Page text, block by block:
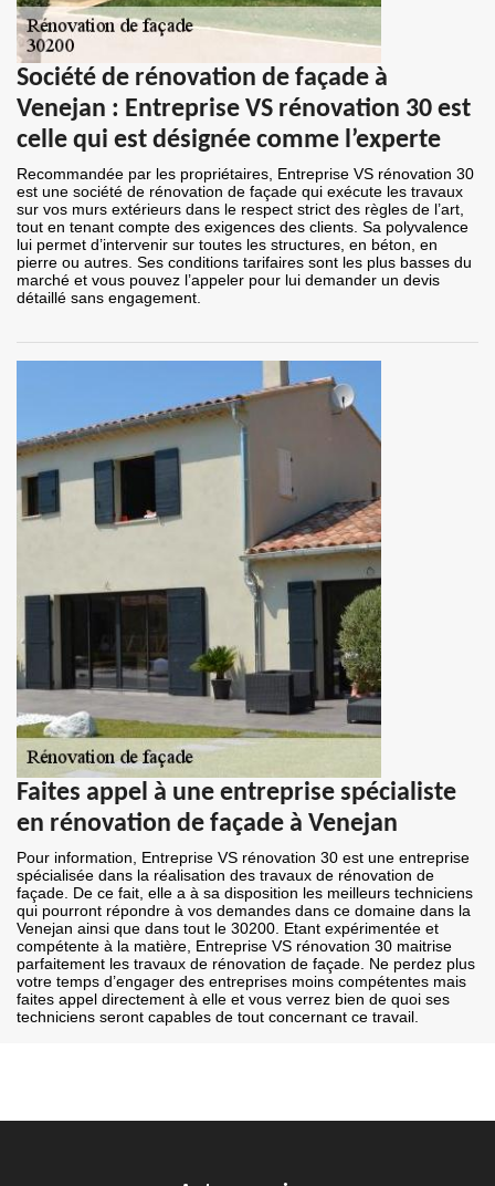
Société de rénovation de façade à
Venejan : Entreprise VS rénovation 30 est
celle qui est désignée comme l’experte
Recommandée par les propriétaires, Entreprise VS rénovation 30
est une société de rénovation de façade qui exécute les travaux
sur vos murs extérieurs dans le respect strict des règles de l’art,
tout en tenant compte des exigences des clients. Sa polyvalence
lui permet d’intervenir sur toutes les structures, en béton, en
pierre ou autres. Ses conditions tarifaires sont les plus basses du
marché et vous pouvez l’appeler pour lui demander un devis
détaillé sans engagement.
Faites appel à une entreprise spécialiste
en rénovation de façade à Venejan
Pour information, Entreprise VS rénovation 30 est une entreprise
spécialisée dans la réalisation des travaux de rénovation de
façade. De ce fait, elle a à sa disposition les meilleurs techniciens
qui pourront répondre à vos demandes dans ce domaine dans la
Venejan ainsi que dans tout le 30200. Etant expérimentée et
compétente à la matière, Entreprise VS rénovation 30 maitrise
parfaitement les travaux de rénovation de façade. Ne perdez plus
votre temps d’engager des entreprises moins compétentes mais
faites appel directement à elle et vous verrez bien de quoi ses
techniciens seront capables de tout concernant ce travail.